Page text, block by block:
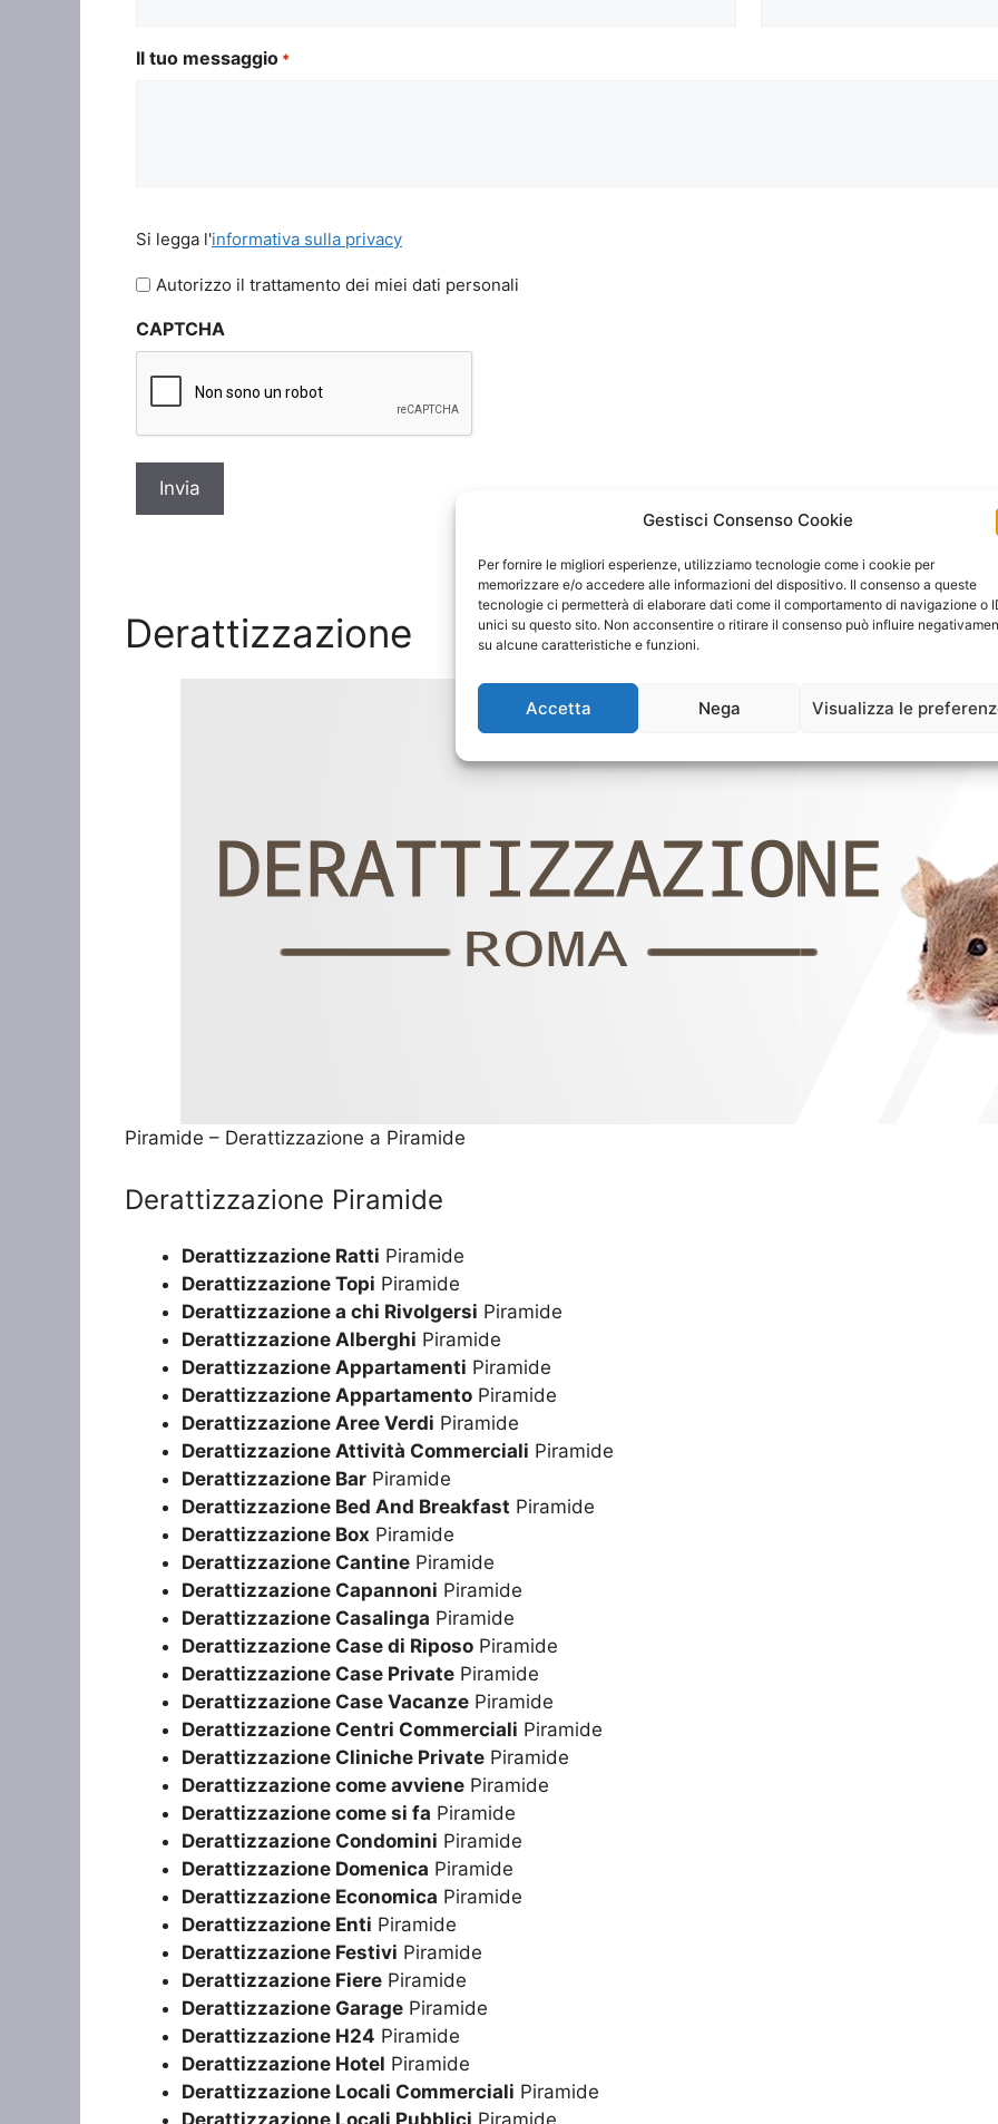
Gestisci Consenso Cookie
Per fornire le migliori esperienze, utilizziamo tecnologie come i cookie per
memorizzare e/o accedere alle informazioni del dispositivo. Il consenso a queste
tecnologie ci permetterà di elaborare dati come il comportamento di navigazione o
unici su questo sito. Non acconsentire o ritirare il consenso può influire
su alcune caratteristiche e funzioni.
Accetta Nega Visualizza le
Il tuo messaggio *
legga
l'informativa
privacy
Si legga l'informativa sulla privacy
Autorizzo il trattamento dei miei dati personali
CAPTCHA
Derattizzazione
Piramide – Derattizzazione a Piramide
Derattizzazione Piramide
Derattizzazione Ratti Piramide
Derattizzazione Topi Piramide
Derattizzazione a chi Rivolgersi Piramide
Derattizzazione Alberghi Piramide
Derattizzazione Appartamenti Piramide
Derattizzazione Appartamento Piramide
Derattizzazione Aree Verdi Piramide
Derattizzazione Attività Commerciali Piramide
Derattizzazione Bar Piramide
Derattizzazione Bed And Breakfast Piramide
Derattizzazione Box Piramide
Derattizzazione Cantine Piramide
Derattizzazione Capannoni Piramide
Derattizzazione Casalinga Piramide
Derattizzazione Case di Riposo Piramide
Derattizzazione Case Private Piramide
Derattizzazione Case Vacanze Piramide
Derattizzazione Centri Commerciali Piramide
Derattizzazione Cliniche Private Piramide
Derattizzazione come avviene Piramide
Derattizzazione come si fa Piramide
Derattizzazione Condomini Piramide
Derattizzazione Domenica Piramide
Derattizzazione Economica Piramide
Derattizzazione Enti Piramide
Derattizzazione Festivi Piramide
Derattizzazione Fiere Piramide
Derattizzazione Garage Piramide
Derattizzazione H24 Piramide
Derattizzazione Hotel Piramide
Derattizzazione Locali Commerciali Piramide